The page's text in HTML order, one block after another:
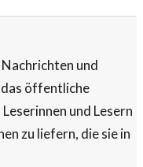
und
das öffentliche
und Lesern
zu liefern, die sie in